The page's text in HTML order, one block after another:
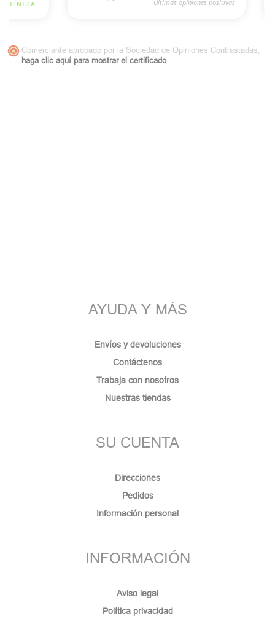
Comerciante aprobado por la Sociedad de Opiniones Contrastadas,
haga clic aquí para mostrar el certificado.
AYUDA Y MÁS
Envíos y devoluciones
Contáctenos
Trabaja con nosotros
Nuestras tiendas
SU CUENTA
Direcciones
Pedidos
Información personal
INFORMACIÓN
Aviso legal
Política privacidad